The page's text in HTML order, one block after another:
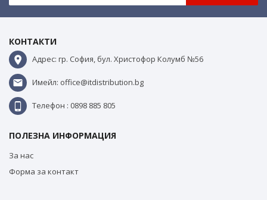
КОНТАКТИ
Адрес: гр. София, бул. Христофор Колумб №56
Имейл: office@itdistribution.bg
Телефон : 0898 885 805
ПОЛЕЗНА ИНФОРМАЦИЯ
За нас
Форма за контакт